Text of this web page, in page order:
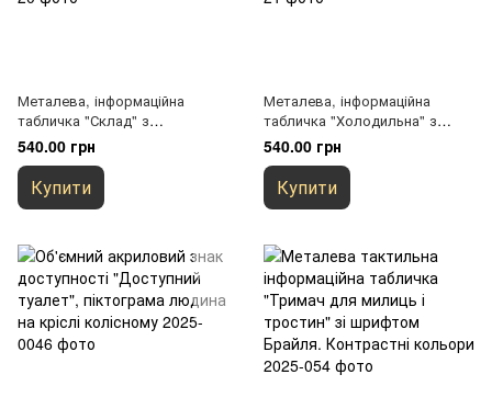
Металева, інформаційна
табличка "Склад" з
піктограмою для закладів
громадського харчування.
Універсальний дизайн,
кріплення в комплекті
540.00 грн
Купити
Металева, інформаційна
табличка "Холодильна" з
піктограмою для закладів
громадського харчування.
Універсальний дизайн,
кріплення в комплекті
540.00 грн
Купити